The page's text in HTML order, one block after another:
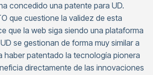
concedido una patente para UD.
que cuestione la validez de esta
que la web siga siendo una plataforma
se gestionan de forma muy similar a
haber patentado la tecnología pionera
directamente de las innovaciones